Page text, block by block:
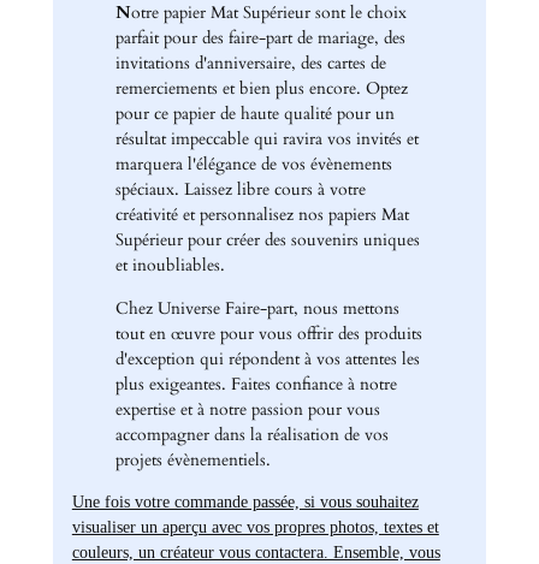
Notre papier Mat Supérieur sont le choix
parfait pour des faire-part de mariage, des
invitations d'anniversaire, des cartes de
remerciements et bien plus encore. Optez
pour ce papier de haute qualité pour un
résultat impeccable qui ravira vos invités et
marquera l'élégance de vos évènements
spéciaux. Laissez libre cours à votre
créativité et personnalisez nos papiers Mat
Supérieur pour créer des souvenirs uniques
et inoubliables.
Chez Universe Faire-part, nous mettons
tout en œuvre pour vous offrir des produits
d'exception qui répondent à vos attentes les
plus exigeantes. Faites confiance à notre
expertise et à notre passion pour vous
accompagner dans la réalisation de vos
projets évènementiels.
Une fois votre commande passée, si vous souhaitez
visualiser un aperçu avec vos propres photos, textes et
couleurs, un créateur vous contactera. Ensemble, vous